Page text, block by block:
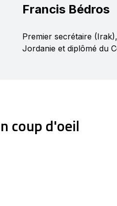
Francis Bédros
Premier secrétaire
Jordanie et diplômé du
coup d'oeil